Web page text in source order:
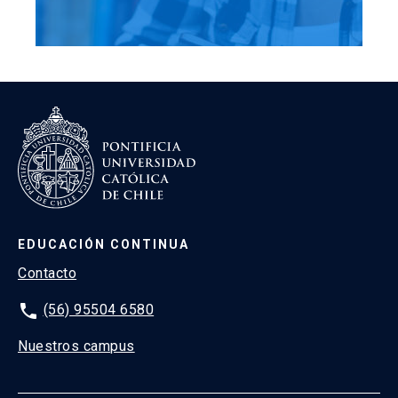
EDUCACIÓN CONTINUA
Contacto
phone (56) 95504 6580
Nuestros campus